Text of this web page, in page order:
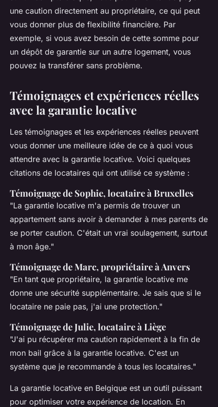
une caution directement au propriétaire, ce qui peut
vous donner plus de flexibilité financière. Par
exemple, si vous avez besoin de cette somme pour
un dépôt de garantie sur un autre logement, vous
pouvez la transférer sans problème.
Témoignages et expériences réelles
avec la garantie locative
Les témoignages et les expériences réelles peuvent
vous donner une meilleure idée de ce à quoi vous
attendre avec la garantie locative. Voici quelques
citations de locataires qui ont utilisé ce système :
Témoignage de Sophie, locataire à Bruxelles
"La garantie locative m'a permis de trouver un
appartement sans avoir à demander à mes parents de
se porter caution. C'était un vrai soulagement, surtout
à mon âge."
Témoignage de Marc, propriétaire à Anvers
"En tant que propriétaire, la garantie locative me
donne une sécurité supplémentaire. Je sais que si le
locataire ne paie pas, j'ai une protection."
Témoignage de Julie, locataire à Liège
"J'ai pu récupérer ma caution rapidement à la fin de
mon bail grâce à la garantie locative. C'est un
système que je recommande à tous les locataires."
La garantie locative en Belgique est un outil puissant
pour optimiser votre expérience de location. En